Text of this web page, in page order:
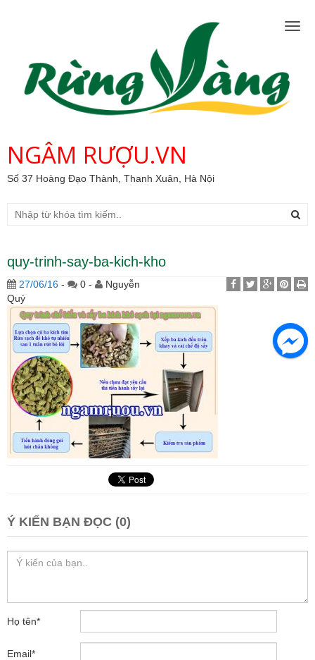
NGÂM RƯỢU.VN
Số 37 Hoàng Đạo Thành, Thanh Xuân, Hà Nội
quy-trinh-say-ba-kich-kho
27/06/16 - 0 -
Nguyễn
Quý
Ý KIẾN BẠN ĐỌC (0)
Họ tên*
Email*